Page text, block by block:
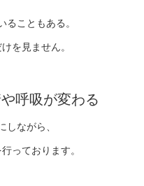
ることもある。
を見ません。
呼吸が変わる
しながら、
っております。